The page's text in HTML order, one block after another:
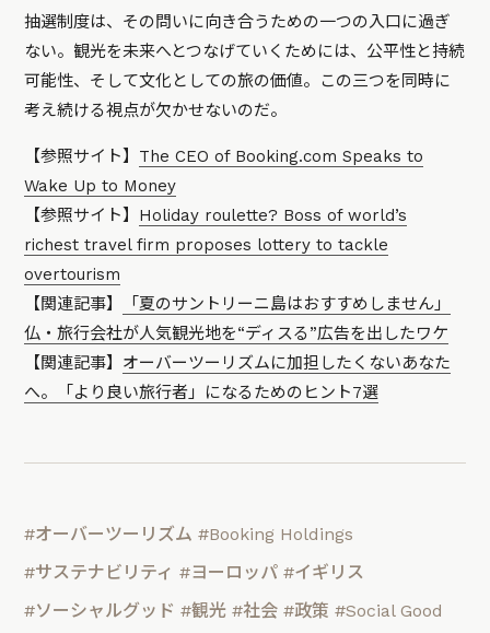
抽選制度は、その問いに向き合うための一つの入口に過ぎ
ない。観光を未来へとつなげていくためには、公平性と持続
可能性、そして文化としての旅の価値。この三つを同時に
考え続ける視点が欠かせないのだ。
【参照サイト】 The CEO of Booking.com Speaks to
Wake Up to Money
【参照サイト】 Holiday roulette? Boss of world’s
richest travel firm proposes lottery to tackle
overtourism
【関連記事】
「夏のサントリーニ島はおすすめしません」
仏・旅行会社が人気観光地を“ディスる”広告を出したワケ
【関連記事】 オーバーツーリズムに加担したくないあなた
へ。「より良い旅行者」になるためのヒント7選
#オーバーツーリズム #Booking Holdings
#サステナビリティ #ヨーロッパ #イギリス
#ソーシャルグッド #観光 #社会 #政策 #Social Good